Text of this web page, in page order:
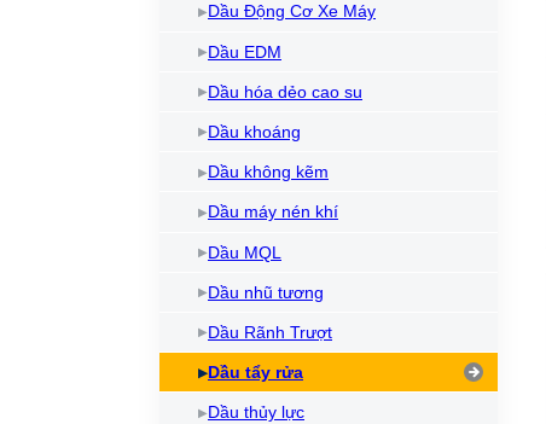
Dầu Động Cơ Xe Máy
Dầu EDM
Dầu hóa dẻo cao su
Dầu khoáng
Dầu không kẽm
Dầu máy nén khí
Dầu MQL
Dầu nhũ tương
Dầu Rãnh Trượt
Dầu tẩy rửa
Dầu thủy lực